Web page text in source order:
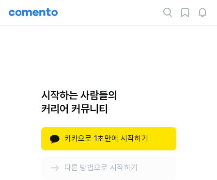
시작하는 사람들의
커리어 커뮤니티
카카오로 1초만에 시작하기
다른 방법으로 시작하기